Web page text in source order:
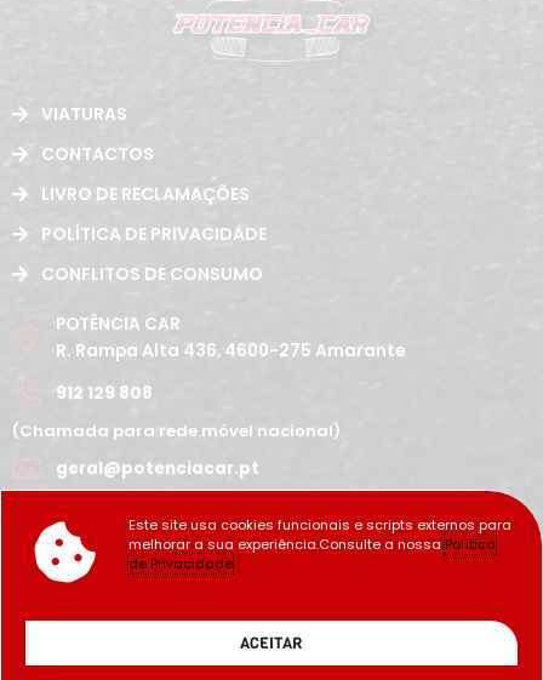
VIATURAS
CONTACTOS
LIVRO DE RECLAMAÇÕES
POLÍTICA DE PRIVACIDADE
CONFLITOS DE CONSUMO
POTÊNCIA CAR
R. Rampa Alta 436, 4600-275 Amarante
912 129 808
(Chamada para rede móvel nacional)
geral@potenciacar.pt
10:00h - 12:30h | 14h 19:30h
Domingo
Fechado
Copyright Potência_Car ©2022
Este site usa cookies funcionais e scripts externos para
melhorar a sua experiência.Consulte a nossaPolítica
de Privacidade
ACEITAR